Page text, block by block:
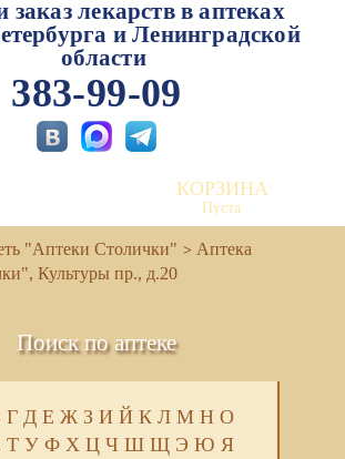
заказ лекарств в аптеках
и Ленинградской
области
383-99-09
КОРЗИНА
Пуста
"Аптеки Столички"
Аптека
Культуры пр., д.20
Поиск по аптеке
Г Д Е Ж З И Й К Л М Н О
Т У Ф Х Ц Ч Ш Щ Э Ю Я